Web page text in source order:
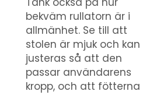
bekväm rullatorn är i
allmänhet. Se till att
stolen är mjuk och kan
justeras så att den
passar användarens
kropp, och att fötterna